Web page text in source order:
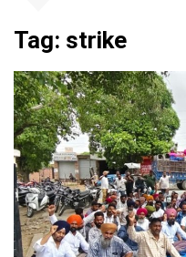
Tag: strike